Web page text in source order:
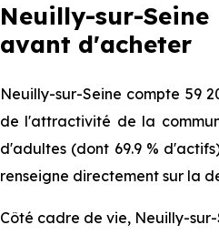
Neuilly-sur-
avant d'acheter
Neuilly-sur-Seine compte 59
de l'attractivité de la
d'adultes (dont 69.9 %
renseigne directement sur la
Côté cadre de vie, Neuilly-sur-